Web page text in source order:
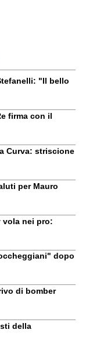
"Il bello
firma con il
Curva: striscione
per Mauro
vola nei pro:
dopo
di bomber
della